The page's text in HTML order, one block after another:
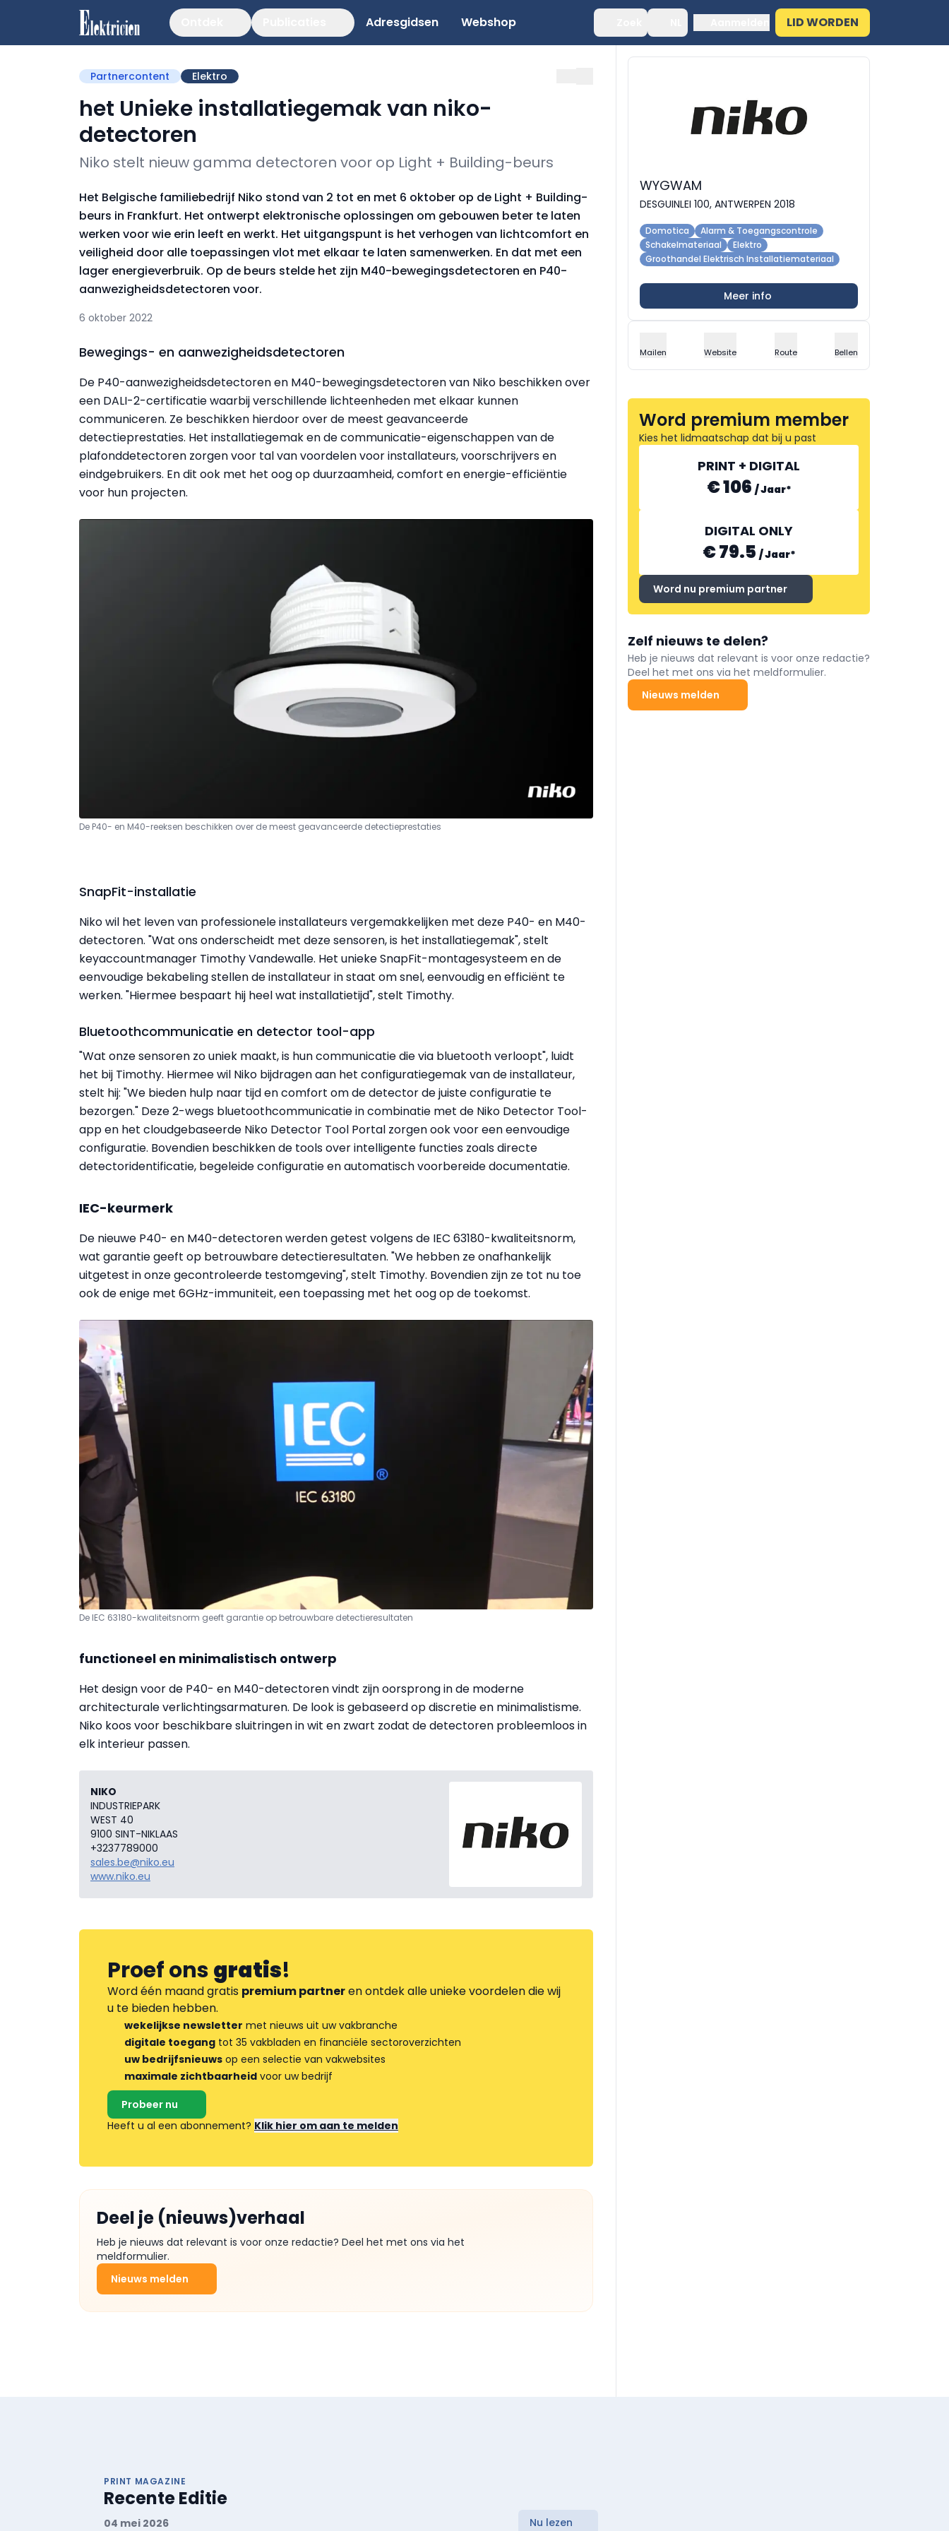
Adresgidsen Webshop LID WORDEN
Partnercontent Elektro
het Unieke installatiegemak van niko-
detectoren
Niko stelt nieuw gamma detectoren voor op Light + Building-beurs
Het Belgische familiebedrijf Niko stond van 2 tot en met 6 oktober op de Light + Building-
beurs in Frankfurt. Het ontwerpt elektronische oplossingen om gebouwen beter te laten
werken voor wie erin leeft en werkt. Het uitgangspunt is het verhogen van lichtcomfort en
veiligheid door alle toepassingen vlot met elkaar te laten samenwerken. En dat met een
lager energieverbruik. Op de beurs stelde het zijn M40-bewegingsdetectoren en P40-
aanwezigheidsdetectoren voor.
6 oktober 2022
Bewegings- en aanwezigheidsdetectoren
De P40-aanwezigheidsdetectoren en M40-bewegingsdetectoren van Niko beschikken over
een DALI-2-certificatie waarbij verschillende lichteenheden met elkaar kunnen
communiceren. Ze beschikken hierdoor over de meest geavanceerde
detectieprestaties. Het installatiegemak en de communicatie-eigenschappen van de
plafonddetectoren zorgen voor tal van voordelen voor installateurs, voorschrijvers en
eindgebruikers. En dit ook met het oog op duurzaamheid, comfort en energie-efficiëntie
voor hun projecten.
De P40- en M40-reeksen beschikken over de meest geavanceerde detectieprestaties
SnapFit-installatie
Niko wil het leven van professionele installateurs vergemakkelijken met deze P40- en M40-
detectoren. "Wat ons onderscheidt met deze sensoren, is het installatiegemak", stelt
keyaccountmanager Timothy Vandewalle. Het unieke SnapFit-montagesysteem en de
eenvoudige bekabeling stellen de installateur in staat om snel, eenvoudig en efficiënt te
werken. "Hiermee bespaart hij heel wat installatietijd", stelt Timothy.
Bluetoothcommunicatie en detector tool-app
"Wat onze sensoren zo uniek maakt, is hun communicatie die via bluetooth verloopt", luidt
het bij Timothy. Hiermee wil Niko bijdragen aan het configuratiegemak van de installateur,
stelt hij: "We bieden hulp naar tijd en comfort om de detector de juiste configuratie te
bezorgen." Deze 2-wegs bluetoothcommunicatie in combinatie met de Niko Detector Tool-
app en het cloudgebaseerde Niko Detector Tool Portal zorgen ook voor een eenvoudige
configuratie. Bovendien beschikken de tools over intelligente functies zoals directe
detectoridentificatie, begeleide configuratie en automatisch voorbereide documentatie.
IEC-keurmerk
De nieuwe P40- en M40-detectoren werden getest volgens de IEC 63180-kwaliteitsnorm,
wat garantie geeft op betrouwbare detectieresultaten. "We hebben ze onafhankelijk
uitgetest in onze gecontroleerde testomgeving", stelt Timothy. Bovendien zijn ze tot nu toe
ook de enige met 6GHz-immuniteit, een toepassing met het oog op de toekomst.
De IEC 63180-kwaliteitsnorm geeft garantie op betrouwbare detectieresultaten
functioneel en minimalistisch ontwerp
Het design voor de P40- en M40-detectoren vindt zijn oorsprong in de moderne
architecturale verlichtingsarmaturen. De look is gebaseerd op discretie en minimalistisme.
Niko koos voor beschikbare sluitringen in wit en zwart zodat de detectoren probleemloos in
elk interieur passen.
NIKO
INDUSTRIEPARK
WEST 40
9100 SINT-NIKLAAS
+3237789000
sales.be@niko.eu
www.niko.eu
Proef onsgratis!
Word één maand gratis premium partneren ontdek alle unieke voordelen die wij
u te bieden hebben.
wekelijkse newsletter met nieuws uit uw vakbranche
digitale toegang tot 35 vakbladen en financiële sectoroverzichten
uw bedrijfsnieuws op een selectie van vakwebsites
maximale zichtbaarheid voor uw bedrijf
Probeer nu
Heeft u al een abonnement? Klik hier om aan te melden
Deel je (nieuws)verhaal
Heb je nieuws dat relevant is voor onze redactie? Deel het met ons via het
meldformulier.
Nieuws melden
WYGWAM
DESGUINLEI 100, ANTWERPEN 2018
Domotica
Alarm & Toegangscontrole
Schakelmateriaal
Elektro
Groothandel Elektrisch Installatiemateriaal
Meer info
Mailen Website Route Bellen
Word premium member
Kies het lidmaatschap dat bij u past
PRINT + DIGITAL
€ 106 /Jaar*
DIGITAL ONLY
€ 79.5 /Jaar*
Word nu premium partner
Zelf nieuws te delen?
Heb je nieuws dat relevant is voor onze redactie?
Deel het met ons via het meldformulier.
Nieuws melden
PRINT MAGAZINE
Recente Editie
04 mei 2026 Nu lezen